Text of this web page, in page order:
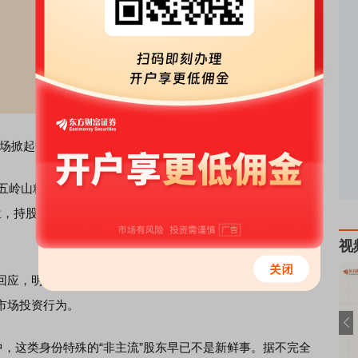
起热议。
山精神病 医院有限公司以143万股的持股量、0.36%的流
持股市值超1000万元，更是将知名机构
明确该院为一所二级精神病专科
，为营利性民营
投资行为。
类身份特殊的“非主流”股东早已不是新鲜事。据不完全
视